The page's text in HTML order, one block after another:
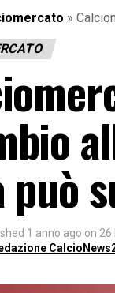
»
può
1 anno ago on 26